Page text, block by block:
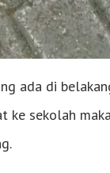
ada di
ke sekolah